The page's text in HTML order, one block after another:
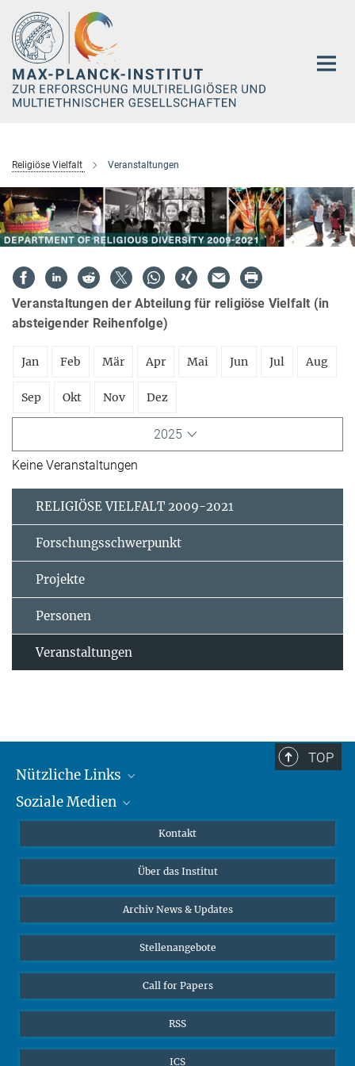
Hauptinhalt
Religiöse Vielfalt Veranstaltungen
Veranstaltungen der Abteilung für religiöse Vielfalt (in
absteigender Reihenfolge)
Jan Feb Mär Apr Mai Jun Jul Aug
Sep Okt Nov Dez
2025
Keine Veranstaltungen
RELIGIÖSE VIELFALT 2009-2021
Forschungsschwerpunkt
Projekte
Personen
Veranstaltungen
TOP
Nützliche Links
MMG Alumni Corner
Online-Vorträge
Interviews zum Thema "Diversity"
Soziale Medien
Bluesky
Kontakt
Über das Institut
Archiv News & Updates
Stellenangebote
Call for Papers
RSS
ICS